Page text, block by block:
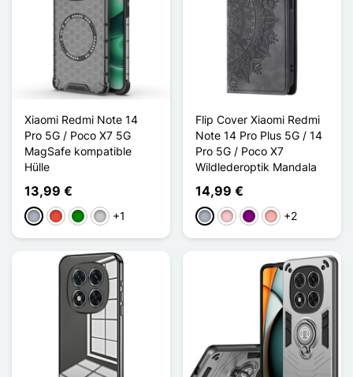
Xiaomi Redmi Note 14
Pro 5G / Poco X7 5G
MagSafe kompatible
Hülle
13,99 €
GrauRot GrünTransparent
+1
Flip Cover Xiaomi Redmi
Note 14 Pro Plus 5G / 14
Pro 5G / Poco X7
Wildlederoptik Mandala
14,99 €
GrauPinkViolettRoségold
+2